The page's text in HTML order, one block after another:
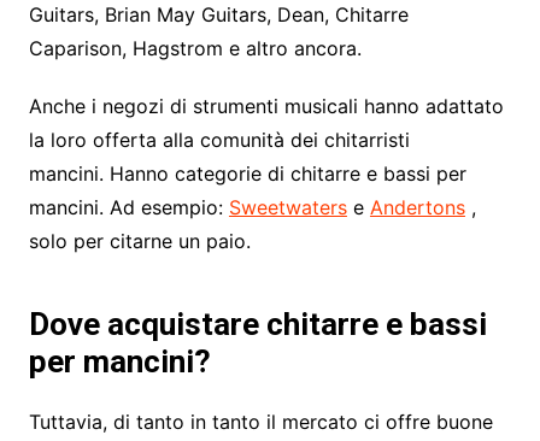
Guitars, Brian May Guitars, Dean, Chitarre
Caparison, Hagstrom e altro ancora.
Anche i negozi di strumenti musicali hanno adattato
la loro offerta alla comunità dei chitarristi
mancini. Hanno categorie di chitarre e bassi per
mancini. Ad esempio: Sweetwaterse Andertons,
solo per citarne un paio.
Dove acquistare chitarre e bassi
per mancini?
Tuttavia, di tanto in tanto il mercato ci offre buone